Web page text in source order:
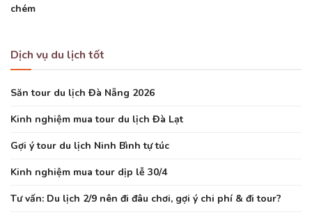
chém
Dịch vụ du lịch tốt
Săn tour du lịch Đà Nẵng 2026
Kinh nghiệm mua tour du lịch Đà Lạt
Gợi ý tour du lịch Ninh Bình tự túc
Kinh nghiệm mua tour dịp lễ 30/4
Tư vấn: Du lịch 2/9 nên đi đâu chơi, gợi ý chi phí & đi tour?